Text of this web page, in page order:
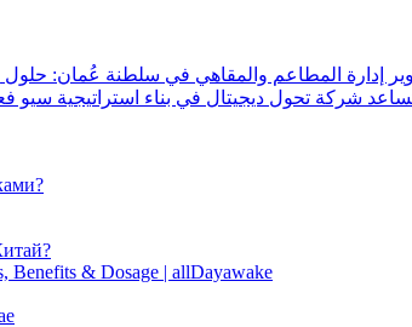
إدارة المطاعم والمقاهي في سلطنة عُمان: حلول
شركة تحول ديجيتال في بناء استراتيجية سيو
Benefits & Dosage | allDayawake